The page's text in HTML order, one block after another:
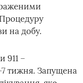
на добу.
911 –
тижня. Запущена